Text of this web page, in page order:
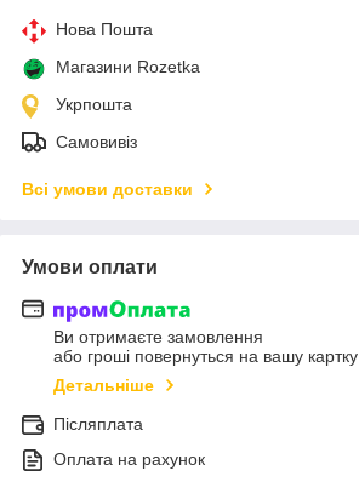
Нова Пошта
Магазини Rozetka
Укрпошта
Самовивіз
Всі умови доставки
Умови оплати
Ви отримаєте замовлення
або гроші повернуться на вашу картку
Детальніше
Післяплата
Оплата на рахунок